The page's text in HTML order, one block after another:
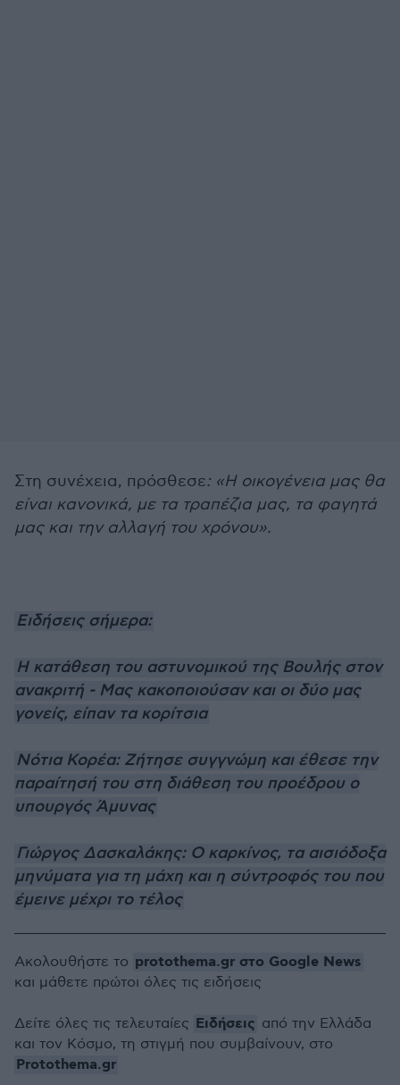
Στη συνέχεια, πρόσθεσε: «Η οικογένεια μας θα
είναι κανονικά, με τα τραπέζια μας, τα φαγητά
μας και την αλλαγή του χρόνου».
Ειδήσεις σήμερα:
Η κατάθεση του αστυνομικού της Βουλής στον
ανακριτή - Μας κακοποιούσαν και οι δύο μας
γονείς, είπαν τα κορίτσια
Νότια Κορέα: Ζήτησε συγγνώμη και έθεσε την
παραίτησή του στη διάθεση του προέδρου ο
υπουργός Άμυνας
Γιώργος Δασκαλάκης: Ο καρκίνος, τα αισιόδοξα
μηνύματα για τη μάχη και η σύντροφός του που
έμεινε μέχρι το τέλος
Ακολουθήστε το protothema.gr στο Google News
και μάθετε πρώτοι όλες τις ειδήσεις
Δείτε όλες τις τελευταίες Ειδήσεις από την Ελλάδα
και τον Κόσμο, τη στιγμή που συμβαίνουν, στο
Protothema.gr